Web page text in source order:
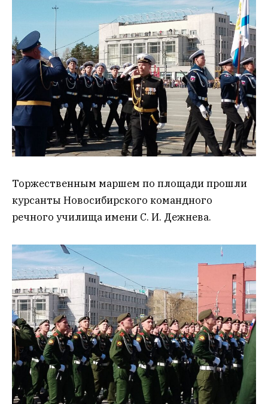
Торжественным маршем по площади прошли
курсанты Новосибирского командного
речного училища имени С. И. Дежнева.